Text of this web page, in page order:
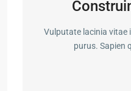
Vulputate lacinia vitae
purus. Sapien